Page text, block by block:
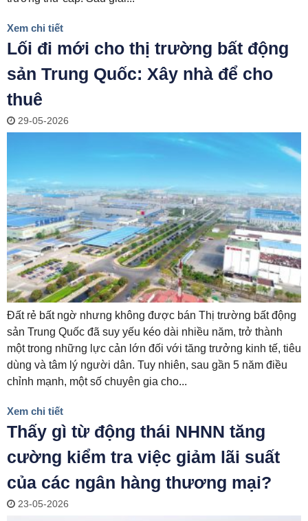
Xem chi tiết
Lối đi mới cho thị trường bất động
sản Trung Quốc: Xây nhà để cho
thuê
29-05-2026
Đất rẻ bất ngờ nhưng không được bán Thị trường bất động
sản Trung Quốc đã suy yếu kéo dài nhiều năm, trở thành
một trong những lực cản lớn đối với tăng trưởng kinh tế, tiêu
dùng và tâm lý người dân. Tuy nhiên, sau gần 5 năm điều
chỉnh mạnh, một số chuyên gia cho...
Xem chi tiết
Thấy gì từ động thái NHNN tăng
cường kiểm tra việc giảm lãi suất
của các ngân hàng thương mại?
23-05-2026